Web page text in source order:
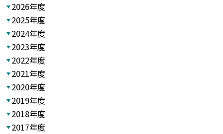
2026年度
2025年度
2024年度
2023年度
2022年度
2021年度
2020年度
2019年度
2018年度
2017年度